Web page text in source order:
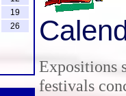
19
26
Expositions
festivals